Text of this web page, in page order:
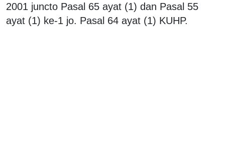
2001 juncto Pasal 65 ayat (1) dan Pasal 55
ayat (1) ke-1 jo. Pasal 64 ayat (1) KUHP.